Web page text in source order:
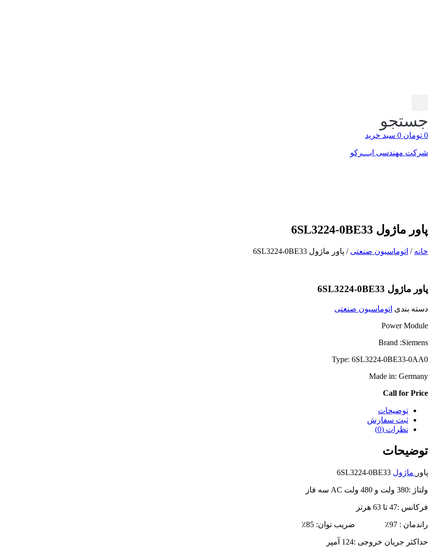
جستجو
0 تومان 0 سبد خرید
شرکت مهندسی ایـــرکو
پاور ماژول 6SL3224-0BE33
خانه / اتوماسیون صنعتی / پاور ماژول 6SL3224-0BE33
پاور ماژول 6SL3224-0BE33
دسته بندی اتوماسیون صنعتی
Power Module
Brand :Siemens
Type: 6SL3224-0BE33-0AA0
Made in: Germany
Call for Price
توضیحات
ثبت سفارش
نظرات (0)
توضیحات
پاور ماژول
ولتاژ :380 ولت و 480 ولت AC سه فاز
فرکانس :47 تا 63 هرتز
راندمان : 97٪ ضریب توان: 85٪
حداکثر جریان خروجی :124 آمپر